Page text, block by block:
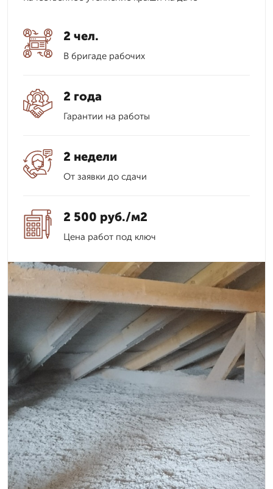
2 чел.
В бригаде рабочих
2 года
Гарантии на работы
2 недели
От заявки до сдачи
2 500 руб./м2
Цена работ под ключ